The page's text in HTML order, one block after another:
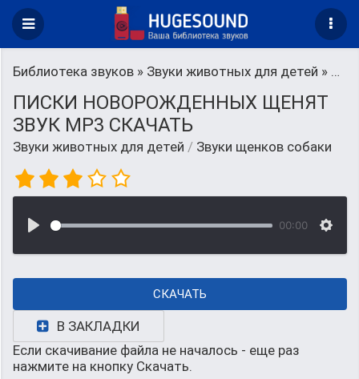
Библиотека звуков » Звуки животных для детей » Звуки щенков собаки
ПИСКИ НОВОРОЖДЕННЫХ ЩЕНЯТ
ЗВУК MP3 СКАЧАТЬ
Звуки животных для детей / Звуки щенков собаки
00:00
СКАЧАТЬ
В ЗАКЛАДКИ
Если скачивание файла не началось - еще раз
нажмите на кнопку Скачать.